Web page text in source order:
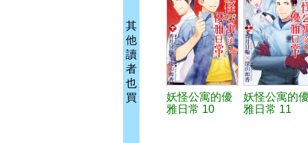
其
他
讀
者
也
買
妖怪公寓的優
雅日常 10
妖怪公寓的
雅日常 11